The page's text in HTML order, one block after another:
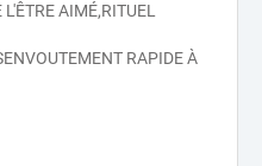
AIMÉ,RITUEL
RAPIDE À